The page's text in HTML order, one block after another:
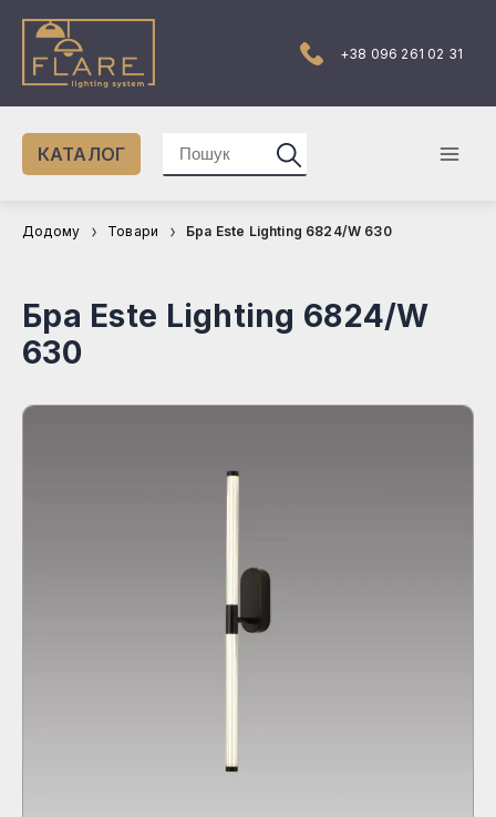
вмісту
+38 096 261 02 31
КАТАЛОГ
Шукати:
Додому Товари Бра Este Lighting 6824/W 630
Бра Este Lighting 6824/W
630